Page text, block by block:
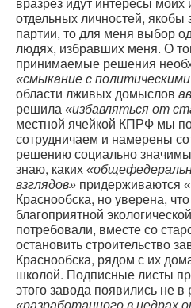
отдельных личностей,
партии, то для меня выбор
людях, избравших меня. О
принимаемые решения
«смыкание с
области лживых домыслов
решила «избавляться от
местной ячейкой КПРФ мы
сотрудничаем и намерены
решению социально
знаю, каких
взглядов» придерживаются
Краснообска, но уверена,
благоприятной
потребовали, вместе со
остановить строительство
Краснообска, рядом с их
школой. Подписные листы
этого завода появились не в
«разработанного в недрах